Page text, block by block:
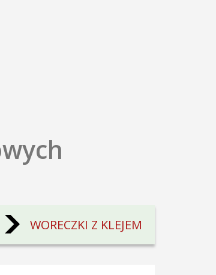
WORECZKI Z KLEJEM